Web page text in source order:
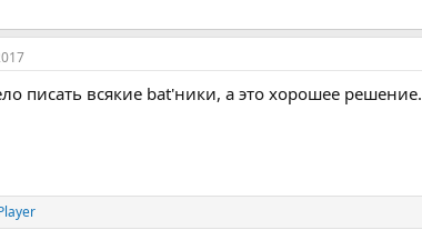
писать всякие bat'ники, а это хорошее решение.